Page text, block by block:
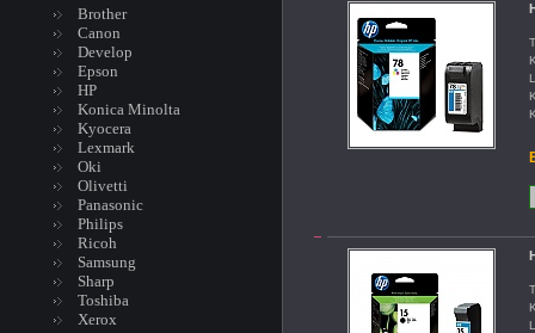
Brother
Canon
Develop
Epson
HP
Konica Minolta
Kyocera
Lexmark
Oki
Olivetti
Panasonic
Philips
Ricoh
Samsung
Sharp
Toshiba
Xerox